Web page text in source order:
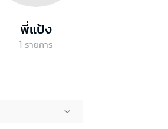
พี่แป้ง
1 รายการ